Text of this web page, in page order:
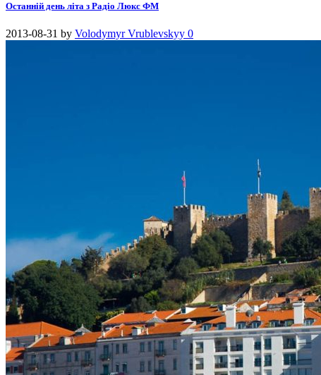
Останній день літа з Радіо Люкс ФМ
2013-08-31 by Volodymyr Vrublevskyy 0